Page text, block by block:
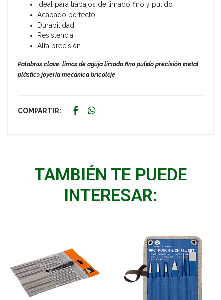
Ideal para trabajos de limado fino y pulido
Acabado perfecto
Durabilidad
Resistencia
Alta precisión
Palabras clave: limas de aguja limado fino pulido precisión metal
plástico joyería mecánica bricolaje
COMPARTIR:
TAMBIÉN TE PUEDE
INTERESAR: